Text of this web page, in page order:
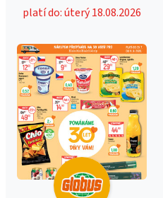
platí do: úterý 18.08.2026